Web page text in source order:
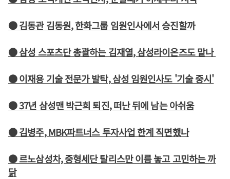
● 김동관 김동원, 한화그룹 임원인사에서 승진할까
● 삼성 스포츠단 총괄하는 김재열, 삼성라이온즈도 맡나
● 이재용 기술 전문가 발탁, 삼성 임원인사도 '기술 중시'
● 37년 삼성맨 박근희 퇴진, 떠난 뒤에 남는 아쉬움
● 김병주, MBK파트너스 투자사업 한계 직면했나
● 르노삼성차, 중형세단 탈리스만 이름 놓고 고민하는 까
닭